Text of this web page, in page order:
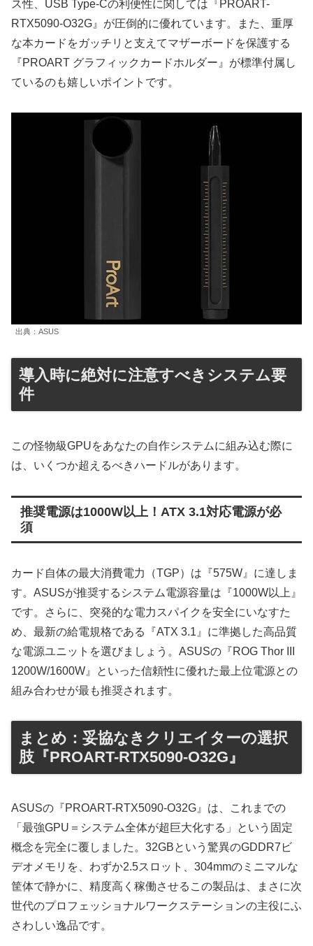
ス性、USB Type-Cの利便性に関しては『PROART-
RTX5090-O32G』が圧倒的に優れています。また、重厚
な本カードをガッチリと支えてマザーボードを保護する
『PROART グラフィックカードホルダー』が標準付属し
ているのも嬉しいポイントです。
出典：ASUS
導入時に絶対に注意すべきシステム要
件
この怪物級GPUをあなたの自作システムに組み込む際に
は、いくつか超えるべきハードルがあります。
推奨電源は1000W以上！ATX 3.1対応電源が必
須
カード自体の最大消費電力（TGP）は『575W』に達しま
す。ASUSが推奨するシステム電源容量は『1000W以上』
です。さらに、突発的な電力スパイクを安全にいなすた
め、最新の給電規格である『ATX 3.1』に準拠した高品質
な電源ユニットを選びましょう。ASUSの『ROG Thor III
1200W/1600W』といった信頼性に優れた最上位電源との
組み合わせが最も推奨されます。
まとめ：妥協なきクリエイターの選択
肢『PROART-RTX5090-O32G』
ASUSの『PROART-RTX5090-O32G』は、これまでの
「最強GPU＝システム全体が超巨大化する」という固定
概念を完全に覆しました。32GBという驚異のGDDR7ビ
デオメモリを、わずか2.5スロット、304mmのミニマルな
筐体で静かに、精度高く稼働させるこの製品は、まさに次
世代のプロフェッショナルワークステーションの主役にふ
さわしい逸品です。